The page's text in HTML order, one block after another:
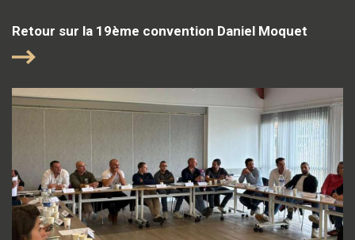
Retour sur la 19ème convention Daniel Moquet